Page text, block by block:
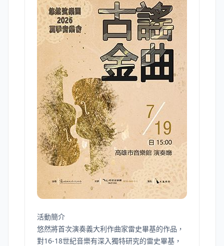
活動簡介
悠然將首次演奏義大利作曲家雷史畢基的作品，
對16-18世紀音樂有深入獨特研究的雷史畢基，